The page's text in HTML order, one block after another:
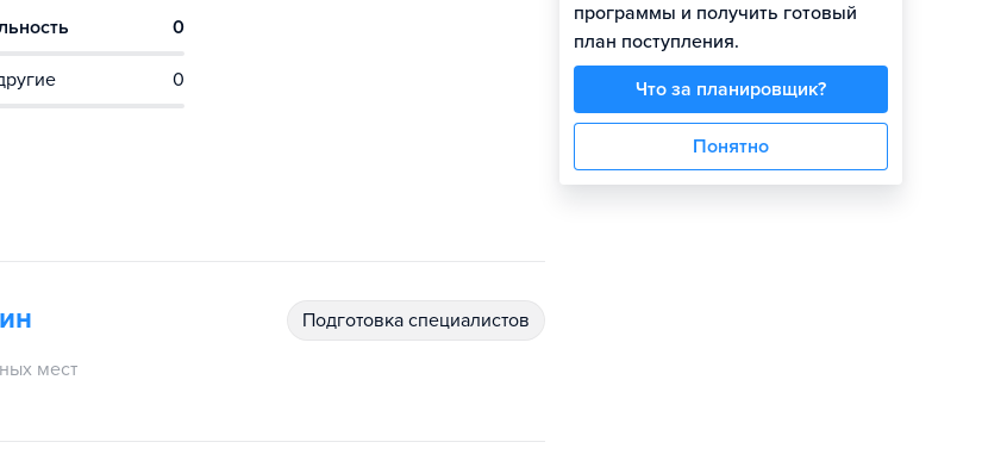
0
0
подготовка специалистов
мест
программы и получить готовый
план поступления.
Что за планировщик?
Понятно